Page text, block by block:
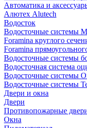
Автоматика и
Алютех Alutech
Водосток
Водосточные системы
Foramina круглого
Foramina
Водосточные системы
Водосточная система
Водосточные системы
Водосточные системы
Двери и окна
Двери
Противопожарные
Окна